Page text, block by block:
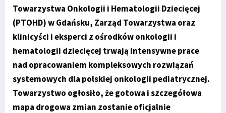
Towarzystwa Onkologii i Hematologii Dziecięcej
(PTOHD) w Gdańsku, Zarząd Towarzystwa oraz
klinicyści i eksperci z ośrodków onkologii i
hematologii dziecięcej trwają intensywne prace
nad opracowaniem kompleksowych rozwiązań
systemowych dla polskiej onkologii pediatrycznej.
Towarzystwo ogłosiło, że gotowa i szczegółowa
mapa drogowa zmian zostanie oficjalnie